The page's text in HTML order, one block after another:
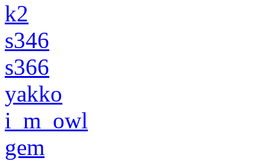
k2
s346
s366
yakko
i_m_owl
gem